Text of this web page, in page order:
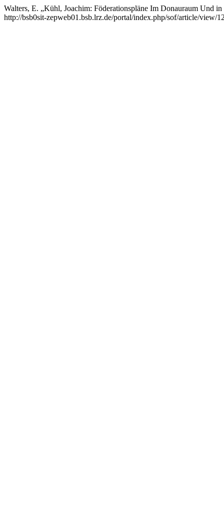
Walters, E. „Kühl, Joachim: Föderationspläne Im Donauraum Und
http://bsb0sit-zepweb01.bsb.lrz.de/portal/index.php/sof/article/view/